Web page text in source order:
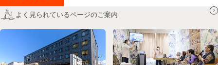
よく見られているページのご案内